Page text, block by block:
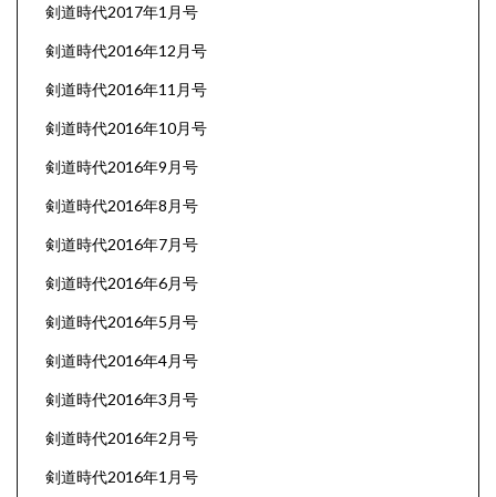
剣道時代2017年1月号
剣道時代2016年12月号
剣道時代2016年11月号
剣道時代2016年10月号
剣道時代2016年9月号
剣道時代2016年8月号
剣道時代2016年7月号
剣道時代2016年6月号
剣道時代2016年5月号
剣道時代2016年4月号
剣道時代2016年3月号
剣道時代2016年2月号
剣道時代2016年1月号